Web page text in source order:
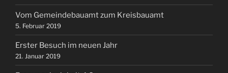
Vom Gemeindebauamt zum Kreisbauamt
5. Februar 2019
Erster Besuch im neuen Jahr
21. Januar 2019